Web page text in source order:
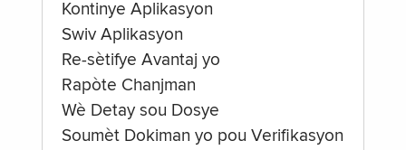
Kontinye Aplikasyon
Swiv Aplikasyon
Re-sètifye Avantaj yo
Rapòte Chanjman
Wè Detay sou Dosye
Soumèt Dokiman yo pou Verifikasyon